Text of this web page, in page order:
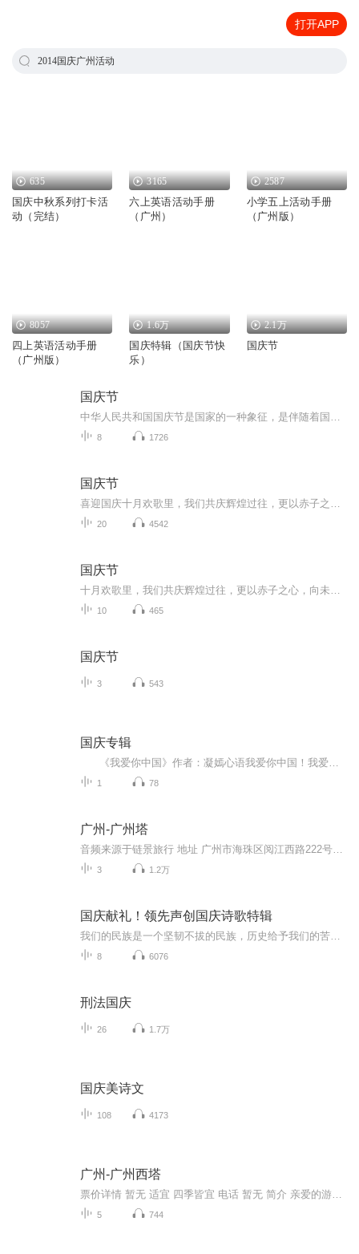
打开APP
2014国庆广州活动
635
国庆中秋系列打卡活
动（完结）
3165
六上英语活动手册
（广州）
2587
小学五上活动手册
（广州版）
8057
四上英语活动手册
（广州版）
1.6万
国庆特辑（国庆节快
乐）
2.1万
国庆节
国庆节
8 1726
国庆节
20 4542
国庆节
10 465
国庆节
3 543
国庆专辑
1 78
广州-广州塔
3 1.2万
国庆献礼！领先声创国庆诗歌特辑
8 6076
刑法国庆
26 1.7万
国庆美诗文
108 4173
广州-广州西塔
5 744